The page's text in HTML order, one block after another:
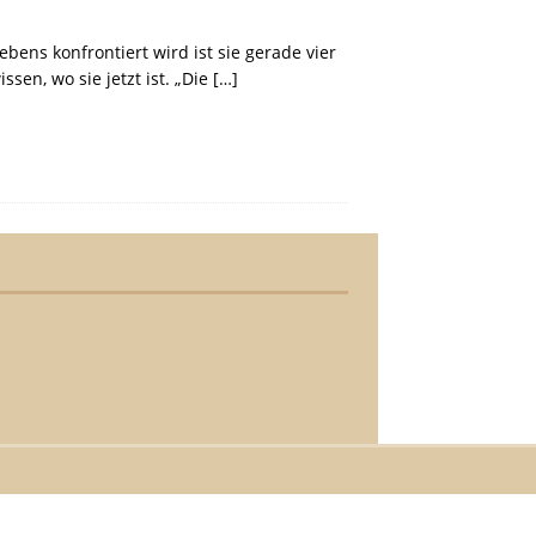
konfrontiert wird ist sie gerade vier
wo sie jetzt ist. „Die […]